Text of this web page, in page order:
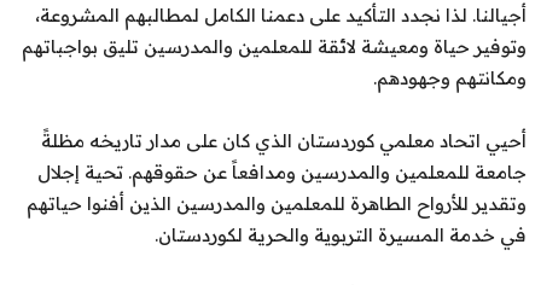
أجيالنا. لذا نجدد التأكيد على دعمنا الكامل لمطالبهم المشروعة،
وتوفير حياة ومعيشة لائقة للمعلمين والمدرسين تليق بواجباتهم
ومكانتهم وجهودهم.
أحيي اتحاد معلمي كوردستان الذي كان على مدار تاريخه مظلةً
جامعة للمعلمين والمدرسين ومدافعاً عن حقوقهم. تحية إجلال
وتقدير للأرواح الطاهرة للمعلمين والمدرسين الذين أفنوا حياتهم
في خدمة المسيرة التربوية والحرية لكوردستان.